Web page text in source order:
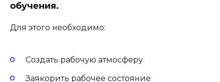
обучения.
Для этого необходимо:
Создать рабочую атмосферу
Заякорить рабочее состояние